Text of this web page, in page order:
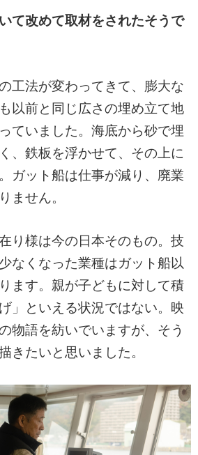
改めて取材をされたそうで
工法が変わってきて、膨大な
以前と同じ広さの埋め立て地
ていました。海底から砂で埋
、鉄板を浮かせて、その上に
ガット船は仕事が減り、廃業
ません。
り様は今の日本そのもの。技
なくなった業種はガット船以
ます。親が子どもに対して積
」といえる状況ではない。映
物語を紡いでいますが、そう
きたいと思いました。